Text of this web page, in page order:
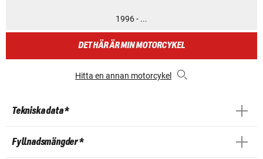
1996 - ...
DET HÄR ÄR MIN MOTORCYKEL
Hitta en annan motorcykel
Tekniska data *
Fyllnadsmängder *